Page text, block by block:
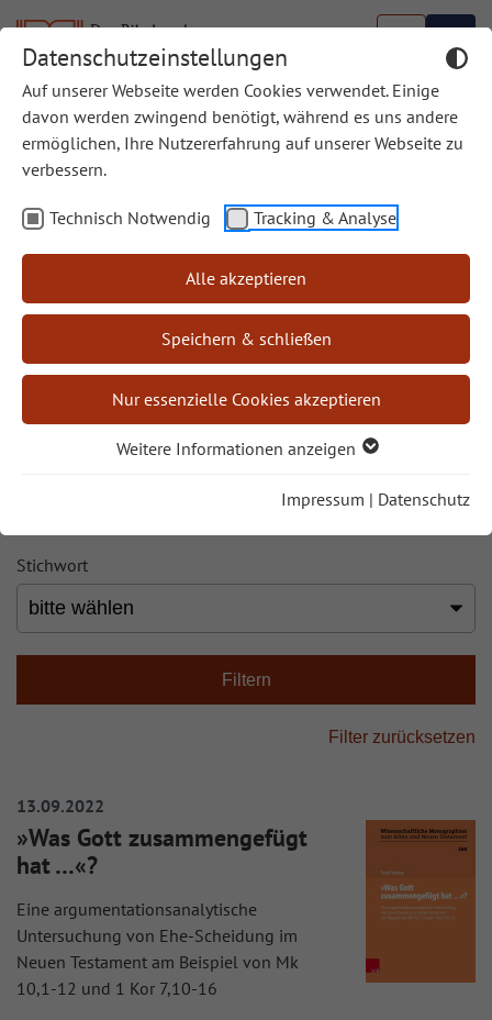
Datenschutzeinstellungen
Auf unserer Webseite werden Cookies verwendet. Einige
davon werden zwingend benötigt, während es uns andere
ermöglichen, Ihre Nutzererfahrung auf unserer Webseite zu
verbessern.
Technisch Notwendig Tracking & Analyse
Alle akzeptieren
Speichern & schließen
Nur essenzielle Cookies akzeptieren
Weitere Informationen anzeigen
Impressum | Datenschutz
Biblische Bücherschau
Die Biblische Bücherschau wird ab Mitte 2024 nicht
Rezensionen interessanter Sachbücher finden Sie
weiterhin in unser Zeitschrift“Bibel und Kirche”
Autor/in
Stichwort
13.09.2022
»Was Gott zusammengefügt
hat …«?
Eine argumentationsanalytische
Untersuchung von Ehe-Scheidung im
Neuen Testament am Beispiel von Mk
10,1-12 und 1 Kor 7,10-16